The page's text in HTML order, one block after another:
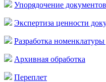
Упорядочение документов
Экспертиза ценности
Разработка номенклатуры
Архивная обработка
Переплет